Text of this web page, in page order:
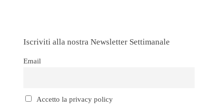
Iscriviti alla nostra Newsletter Settimanale
Email
Accetto la privacy policy